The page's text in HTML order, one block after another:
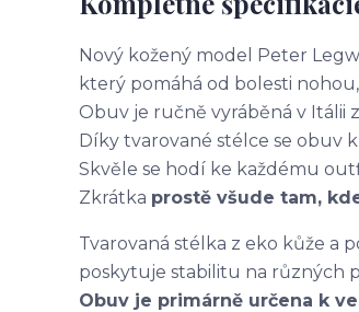
Nový kožený model Peter
který pomáhá od bolesti
Obuv je ručně vyráběná v Itálii
Díky tvarované stélce se obuv
Skvěle se hodí ke každému
Zkrátka prostě všude tam,
Tvarovaná stélka z eko kůže a
poskytuje stabilitu na různých
Obuv je primárně určena k